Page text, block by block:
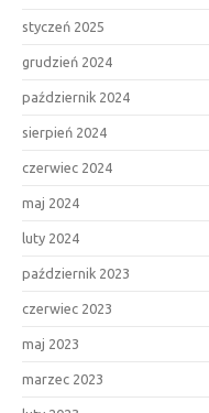
styczeń 2025
grudzień 2024
październik 2024
sierpień 2024
czerwiec 2024
maj 2024
luty 2024
październik 2023
czerwiec 2023
maj 2023
marzec 2023